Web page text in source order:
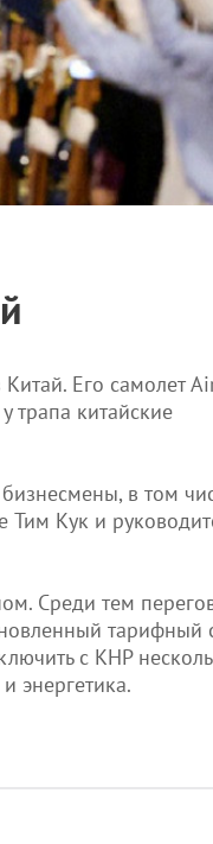
Его самолет
трапа китайские
в том
Тим Кук и
Среди тем
тарифный
с КНР
энергетика.